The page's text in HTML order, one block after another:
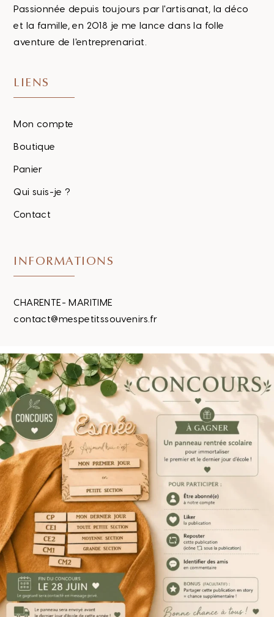
Passionnée depuis toujours par l'artisanat, la déco
et la famille, en 2018 je me lance dans la folle
aventure de l'entreprenariat.
LIENS
Mon compte
Boutique
Panier
Qui suis-je ?
Contact
INFORMATIONS
CHARENTE- MARITIME
contact@mespetitssouvenirs.fr